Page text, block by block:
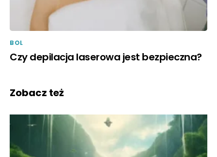
BOL
Czy depilacja laserowa jest bezpieczna?
Zobacz też